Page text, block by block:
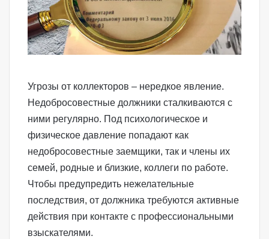
Угрозы от коллекторов – нередкое явление.
Недобросовестные должники сталкиваются с
ними регулярно. Под психологическое и
физическое давление попадают как
недобросовестные заемщики, так и члены их
семей, родные и близкие, коллеги по работе.
Чтобы предупредить нежелательные
последствия, от должника требуются активные
действия при контакте с профессиональными
взыскателями.